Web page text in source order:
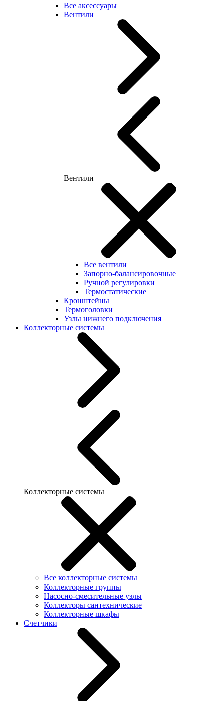
Все аксессуары
Вентили
Вентили
Все вентили
Запорно-балансировочные
Ручной регулировки
Термостатические
Кронштейны
Термоголовки
Узлы нижнего подключения
Коллекторные системы
Коллекторные системы
Все коллекторные системы
Коллекторные группы
Насосно-смесительные узлы
Коллекторы сантехнические
Коллекторные шкафы
Счетчики